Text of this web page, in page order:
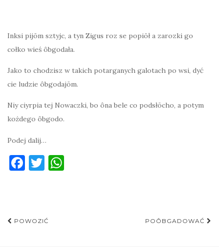
Inksi pijōm sztyjc, a tyn Zigus roz se popiōł a zarozki go
cołko wieś ôbgodała.
Jako to chodzisz w takich potarganych galotach po wsi, dyć
cie ludzie ôbgodajōm.
Niy ciyrpia tej Nowaczki, bo ôna bele co podsłōcho, a potym
kożdego ôbgodo.
Podej dalij…
F
b
T
r
Post
POWOZIĆ POÔBGADOWAĆ